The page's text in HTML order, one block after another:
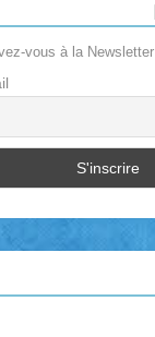
vous à la Newsletter